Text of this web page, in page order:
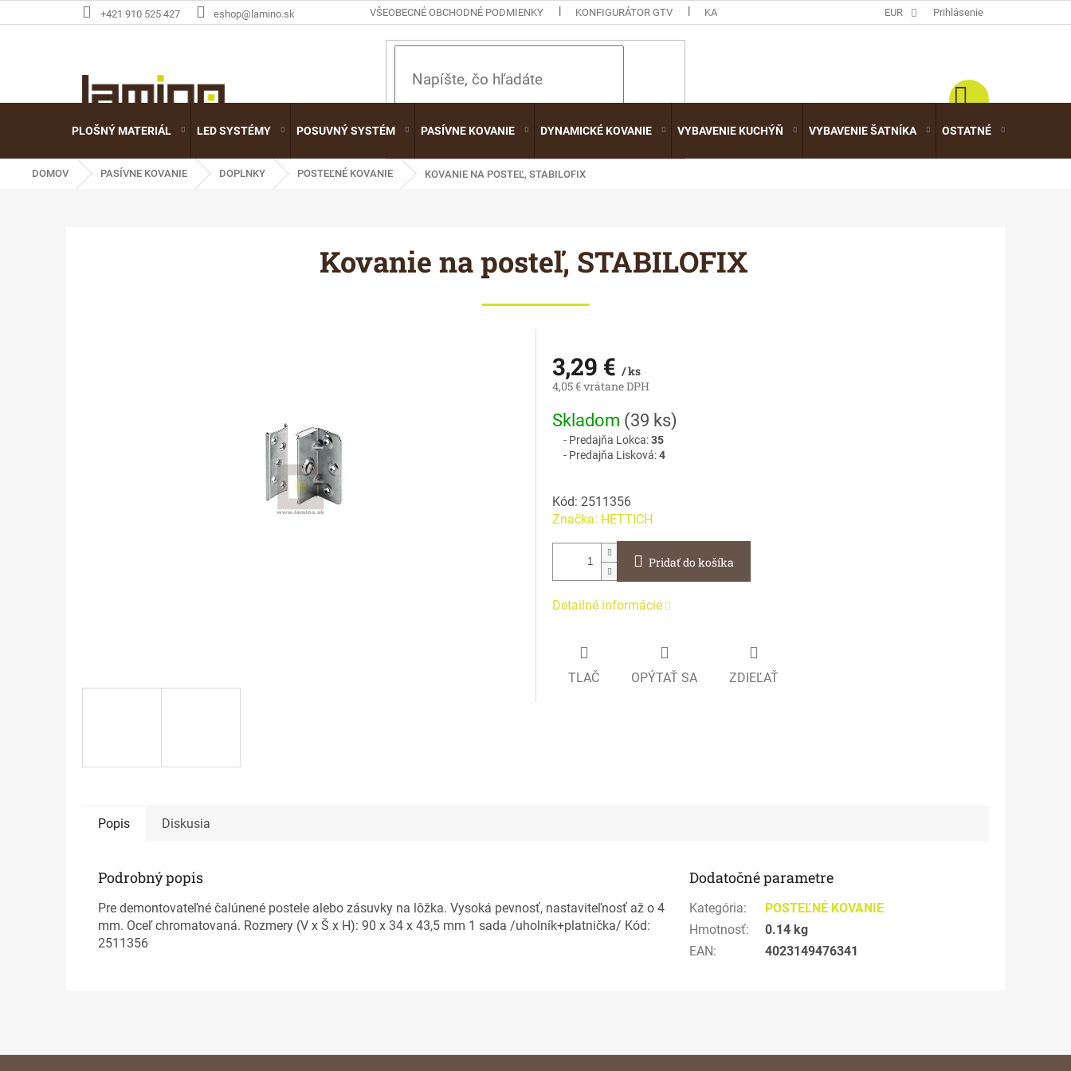
na
+421 910 525 427 eshop@lamino.sk VŠEOBECNÉ OBCHODNÉ PODMIENKY KONFIGURÁTOR GTV KATALÓGY EUR Prihlásenie
HĽADAŤ
PLOŠNÝ MATERIÁL LED SYSTÉMY POSUVNÝ SYSTÉM PASÍVNE KOVANIE DYNAMICKÉ KOVANIE VYBAVENIE KUCHÝŇ VYBAVENIE ŠATNÍKA OSTATNÉ
DOMOV PASÍVNE KOVANIE DOPLNKY POSTEĽNÉ KOVANIE KOVANIE NA POSTEĽ, STABILOFIX
Kovanie na posteľ, STABILOFIX
3,29 € / ks
4,05 € vrátane DPH
Jednotková
cena:
Skladom (39 ks)
Predajňa Lokca:35
Predajňa Lisková:4
Kód: 2511356
Značka: HETTICH
Pridať do košíka
Detailné informácie
TLAČ OPÝTAŤ SA ZDIEĽAŤ
Popis Diskusia
Podrobný popis
Pre demontovateľné čalúnené postele alebo zásuvky na lôžka. Vysoká pevnosť, nastaviteľnosť až o 4
mm. Oceľ chromatovaná. Rozmery (V x Š x H): 90 x 34 x 43,5 mm 1 sada /uholník+platnička/ Kód:
2511356
Dodatočné parametre
Kategória:
POSTEĽNÉ KOVANIE
Hmotnosť:
0.14 kg
EAN: 4023149476341